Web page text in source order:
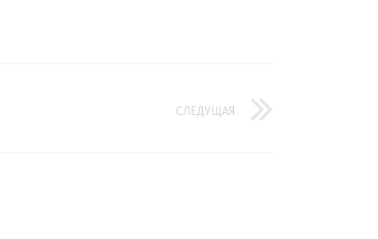
СЛЕДУЩАЯ